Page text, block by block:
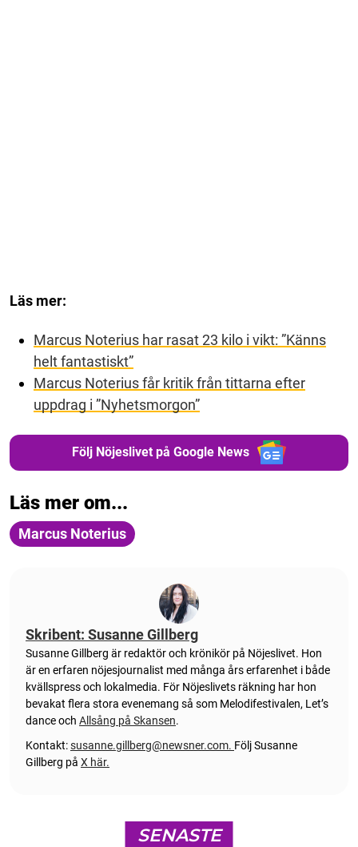
Läs mer:
Marcus Noterius har rasat 23 kilo i vikt: ”Känns
helt fantastiskt”
Marcus Noterius får kritik från tittarna efter
uppdrag i ”Nyhetsmorgon”
Följ Nöjeslivet på Google News
Läs mer om...
Marcus Noterius
Skribent: Susanne Gillberg
Susanne Gillberg är redaktör och krönikör på Nöjeslivet. Hon
är en erfaren nöjesjournalist med många års erfarenhet i både
kvällspress och lokalmedia. För Nöjeslivets räkning har hon
bevakat flera stora evenemang så som Melodifestivalen, Let’s
dance och Allsång på Skansen.
Kontakt:susanne.gillberg@newsner.com. Följ Susanne
Gillberg på X här.
SENASTE